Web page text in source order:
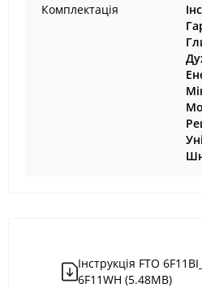
Комплектація
Інструкція FTO
6F11WH (5.48MB)